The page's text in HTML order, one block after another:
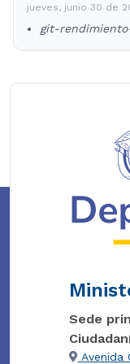
jueves, junio 30 de
git-
Sede
Avenida